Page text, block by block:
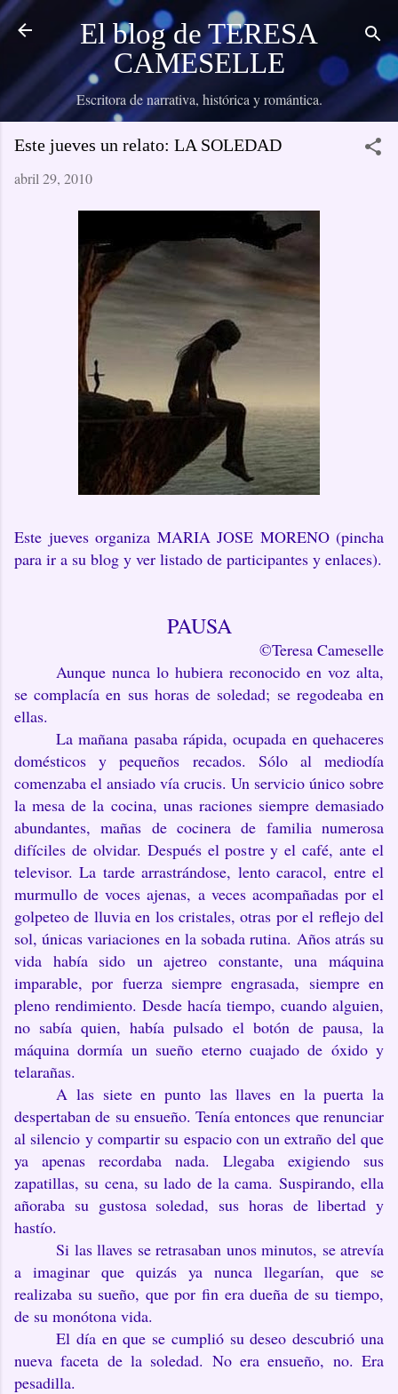
Ir al contenido principal
El blog de TERESA
CAMESELLE
Escritora de narrativa, histórica y romántica.
Este jueves un relato: LA SOLEDAD
abril 29, 2010
Este jueves organiza MARIA JOSE MORENO (pincha
para ir a su blog y ver listado de participantes y enlaces).
PAUSA
©Teresa Cameselle
Aunque nunca lo hubiera reconocido en voz alta,
se complacía en sus horas de soledad; se regodeaba en
ellas.
La mañana pasaba rápida, ocupada en quehaceres
domésticos y pequeños recados. Sólo al mediodía
comenzaba el ansiado vía crucis. Un servicio único sobre
la mesa de la cocina, unas raciones siempre demasiado
abundantes, mañas de cocinera de familia numerosa
difíciles de olvidar. Después el postre y el café, ante el
televisor. La tarde arrastrándose, lento caracol, entre el
murmullo de voces ajenas, a veces acompañadas por el
golpeteo de lluvia en los cristales, otras por el reflejo del
sol, únicas variaciones en la sobada rutina. Años atrás su
vida había sido un ajetreo constante, una máquina
imparable, por fuerza siempre engrasada, siempre en
pleno rendimiento. Desde hacía tiempo, cuando alguien,
no sabía quien, había pulsado el botón de pausa, la
máquina dormía un sueño eterno cuajado de óxido y
telarañas.
A las siete en punto las llaves en la puerta la
despertaban de su ensueño. Tenía entonces que renunciar
al silencio y compartir su espacio con un extraño del que
ya apenas recordaba nada. Llegaba exigiendo sus
zapatillas, su cena, su lado de la cama. Suspirando, ella
añoraba su gustosa soledad, sus horas de libertad y
hastío.
Si las llaves se retrasaban unos minutos, se atrevía
a imaginar que quizás ya nunca llegarían, que se
realizaba su sueño, que por fin era dueña de su tiempo,
de su monótona vida.
El día en que se cumplió su deseo descubrió una
nueva faceta de la soledad. No era ensueño, no. Era
pesadilla.